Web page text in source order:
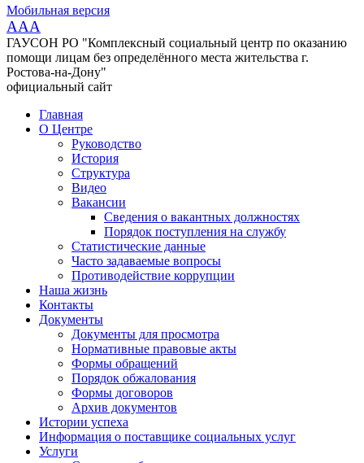
Мобильная версия
AAA
ГАУСОН РО "Комплексный социальный центр по оказанию
помощи лицам без определённого места жительства г.
Ростова-на-Дону"
официальный сайт
Главная
О Центре
Руководство
История
Структура
Видео
Вакансии
Сведения о вакантных должностях
Порядок поступления на службу
Статистические данные
Часто задаваемые вопросы
Противодействие коррупции
Наша жизнь
Контакты
Документы
Документы для просмотра
Нормативные правовые акты
Формы обращений
Порядок обжалования
Формы договоров
Архив документов
Истории успеха
Информация о поставщике социальных услуг
Услуги